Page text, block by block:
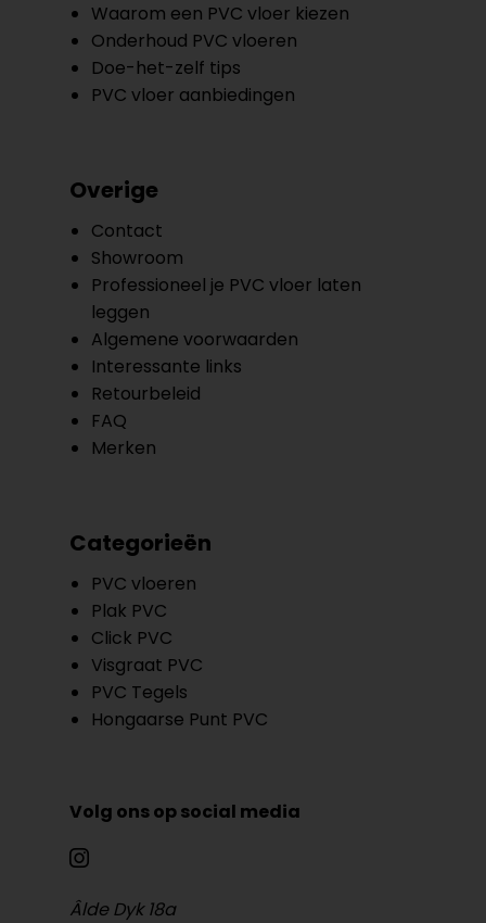
Waarom een PVC vloer kiezen
Onderhoud PVC vloeren
Doe-het-zelf tips
PVC vloer aanbiedingen
Overige
Contact
Showroom
Professioneel je PVC vloer laten
leggen
Algemene voorwaarden
Interessante links
Retourbeleid
FAQ
Merken
Categorieën
PVC vloeren
Plak PVC
Click PVC
Visgraat PVC
PVC Tegels
Hongaarse Punt PVC
Volg ons op social media
Âlde Dyk 18a